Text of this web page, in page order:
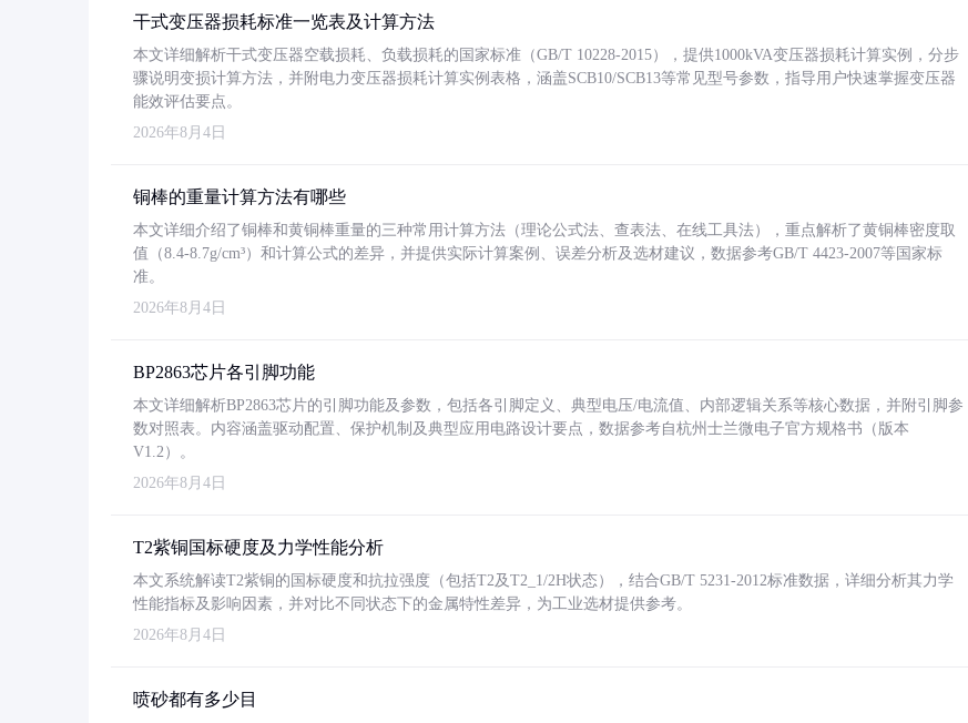
干式变压器损耗标准一览表及计算方法
本文详细解析干式变压器空载损耗、负载损耗的国家标准（GB/T 10228-2015），提供1000kVA变压器损耗计算实例，分步
骤说明变损计算方法，并附电力变压器损耗计算实例表格，涵盖SCB10/SCB13等常见型号参数，指导用户快速掌握变压器
能效评估要点。
2026年8月4日
铜棒的重量计算方法有哪些
本文详细介绍了铜棒和黄铜棒重量的三种常用计算方法（理论公式法、查表法、在线工具法），重点解析了黄铜棒密度取
值（8.4-8.7g/cm³）和计算公式的差异，并提供实际计算案例、误差分析及选材建议，数据参考GB/T 4423-2007等国家标
准。
2026年8月4日
BP2863芯片各引脚功能
本文详细解析BP2863芯片的引脚功能及参数，包括各引脚定义、典型电压/电流值、内部逻辑关系等核心数据，并附引脚参
数对照表。内容涵盖驱动配置、保护机制及典型应用电路设计要点，数据参考自杭州士兰微电子官方规格书（版本
V1.2）。
2026年8月4日
T2紫铜国标硬度及力学性能分析
本文系统解读T2紫铜的国标硬度和抗拉强度（包括T2及T2_1/2H状态），结合GB/T 5231-2012标准数据，详细分析其力学
性能指标及影响因素，并对比不同状态下的金属特性差异，为工业选材提供参考。
2026年8月4日
喷砂都有多少目